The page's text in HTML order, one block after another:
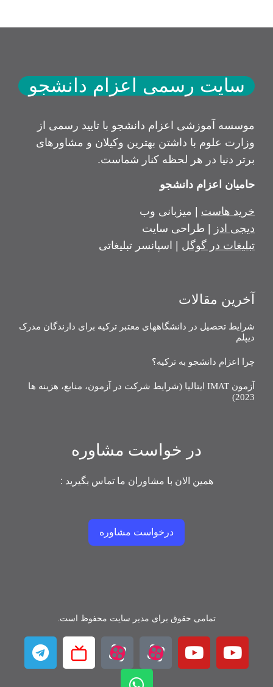
سایت رسمی اعزام دانشجو
موسسه آموزشی اعزام دانشجو با تایید رسمی از
وزارت علوم با داشتن بهترین وکیلان و مشاورهای
برتر دنیا در هر لحظه کنار شماست.
حامیان اعزام دانشجو
خرید هاست | میزبانی وب
دیجی ادز
| طراحی سایت
تبلیغات در گوگل | اسپانسر تبلیغاتی
آخرین مقالات
شرایط تحصیل در دانشگاههای معتبر ترکیه برای دارندگان مدرک
دیپلم
چرا اعزام دانشجو به ترکیه؟
آزمون IMAT ایتالیا (شرایط شرکت در آزمون، منابع، هزینه ها
2023)
در خواست مشاوره
همین الان با مشاوران ما تماس بگیرید :
درخواست مشاوره
تمامی حقوق برای مدیر سایت محفوظ است.